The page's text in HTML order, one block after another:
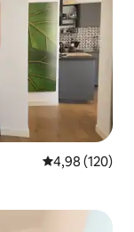
Vidējais
4,98 (120)